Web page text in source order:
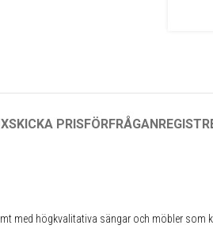
SKICKA PRISFÖRFRÅGAN
med högkvalitativa sängar och möbler